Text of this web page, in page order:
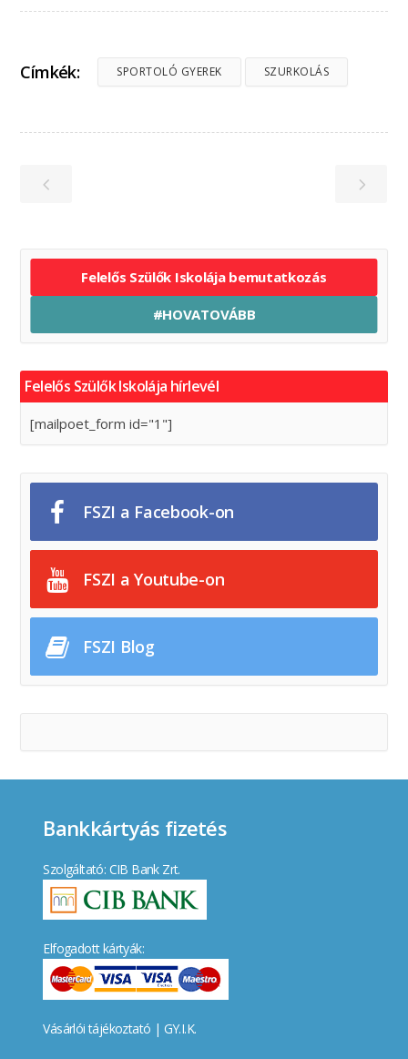
Címkék: SPORTOLÓ GYEREK SZURKOLÁS
Felelős Szülők Iskolája bemutatkozás
#HOVATOVÁBB
Felelős Szülők Iskolája hírlevél
[mailpoet_form id="1"]
FSZI a Facebook-on
FSZI a Youtube-on
FSZI Blog
Bankkártyás fizetés
Szolgáltató: CIB Bank Zrt.
Elfogadott kártyák:
Vásárlói tájékoztató | GY.I.K.